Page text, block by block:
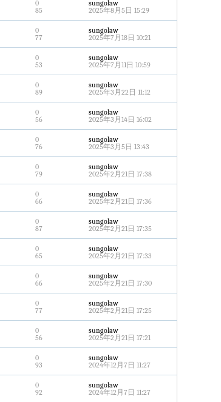
0
85
sungolaw
2025年8月5日 15:29
0
77
sungolaw
2025年7月18日 10:21
0
53
sungolaw
2025年7月11日 10:59
0
89
sungolaw
2025年3月22日 11:12
0
56
sungolaw
2025年3月14日 16:02
0
76
sungolaw
2025年3月5日 13:43
0
79
sungolaw
2025年2月21日 17:38
0
66
sungolaw
2025年2月21日 17:36
0
87
sungolaw
2025年2月21日 17:35
0
65
sungolaw
2025年2月21日 17:33
0
66
sungolaw
2025年2月21日 17:30
0
77
sungolaw
2025年2月21日 17:25
0
56
sungolaw
2025年2月21日 17:21
0
93
sungolaw
2024年12月7日 11:27
0
92
sungolaw
2024年12月7日 11:27